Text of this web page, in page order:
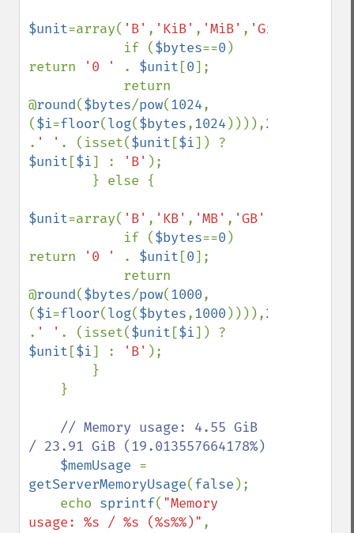
$unit=array( 'B' , 'KiB' , 'MiB' , 'GiB'
            if (
$bytes==0 )
return
'0 ' . $unit [0];
@round($bytes/pow(1024,
($i=floor(log($bytes,1024 )))),2
. ' ' . (isset($unit [$i
$unit [$i] : 'B' );
$unit=array( 'B' , 'KB' , 'MB' , 'GB'
            if (
$bytes==0 )
return
'0 ' . $unit [0];
@round($bytes/pow(1000,
($i=floor(log($bytes,1000 )))),2
. ' ' . (isset($unit [$i
$unit [$i] : 'B' );
// Memory usage: 4.55 GiB
/ 23.91 GiB (19.013557664178%)
$memUsage
getServerMemoryUsage(false );
    echo
sprintf( "Memory
usage: %s / %s (%s%%)" ,